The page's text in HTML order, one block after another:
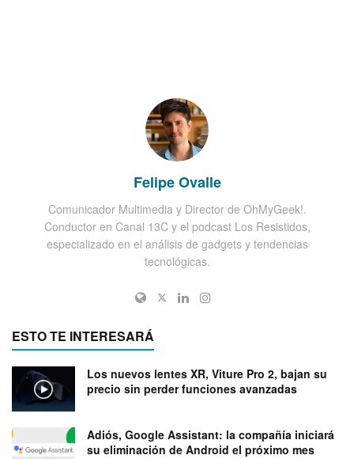
Felipe Ovalle
Comunicador Multimedia y Director de OhMyGeek!.
Conductor en Canal 13C y el podcast Los Resistidos,
especializado en el análisis de gadgets y tendencias
tecnológicas.
ESTO TE INTERESARÁ
Los nuevos lentes XR, Viture Pro 2, bajan su
precio sin perder funciones avanzadas
Adiós, Google Assistant: la compañía iniciará
su eliminación de Android el próximo mes